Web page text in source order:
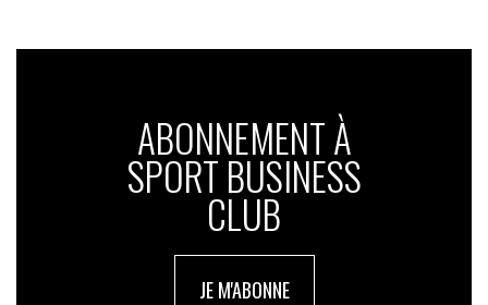
ABONNEMENT À
SPORT BUSINESS
CLUB
JE M'ABONNE